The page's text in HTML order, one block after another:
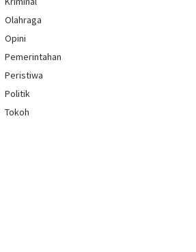
Olahraga
Opini
Pemerintahan
Peristiwa
Politik
Tokoh